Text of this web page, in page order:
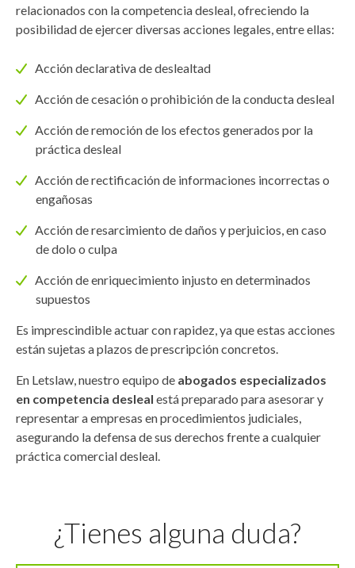
relacionados con la competencia desleal, ofreciendo la
posibilidad de ejercer diversas acciones legales, entre ellas:
Acción declarativa de deslealtad
Acción de cesación o prohibición de la conducta desleal
Acción de remoción de los efectos generados por la
práctica desleal
Acción de rectificación de informaciones incorrectas o
engañosas
Acción de resarcimiento de daños y perjuicios, en caso
de dolo o culpa
Acción de enriquecimiento injusto en determinados
supuestos
Es imprescindible actuar con rapidez, ya que estas acciones
están sujetas a plazos de prescripción concretos.
En Letslaw, nuestro equipo de abogados especializados
en competencia desleal está preparado para asesorar y
representar a empresas en procedimientos judiciales,
asegurando la defensa de sus derechos frente a cualquier
práctica comercial desleal.
¿Tienes alguna duda?